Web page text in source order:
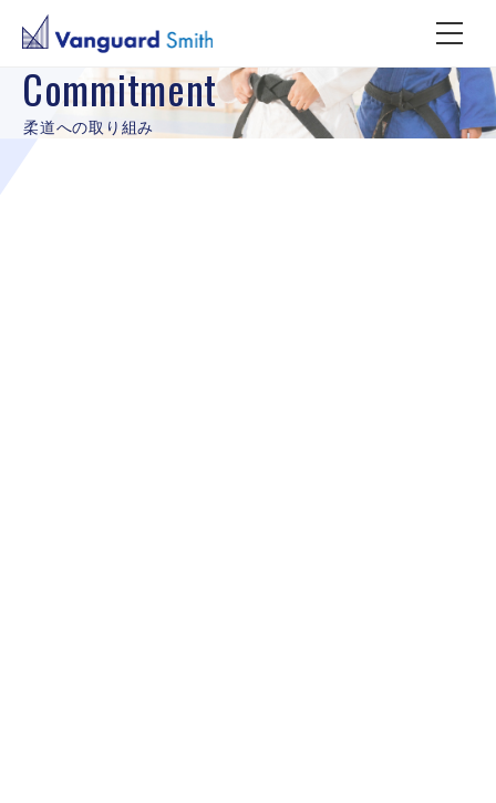
Commitment
柔道への取り組み